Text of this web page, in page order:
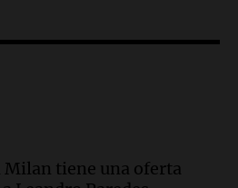
a México de
Milan tiene una oferta